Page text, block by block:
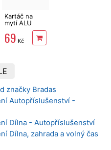
Kartáč na
mytí ALU
disků 29 cm
69 Kč
značky Bradas
Autopříslušenství -
Dílna - Autopříslušenství
Dílna, zahrada a volný čas